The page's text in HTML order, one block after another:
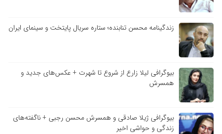
زندگینامه محسن تنابنده؛ ستاره سریال پایتخت و سینمای ایران
بیوگرافی لیلا زارع از شروع تا شهرت + عکس‌های جدید و
همسرش
بیوگرافی ژیلا صادقی و همسرش محسن رجبی + ناگفته‌های
زندگی و حواشی اخیر